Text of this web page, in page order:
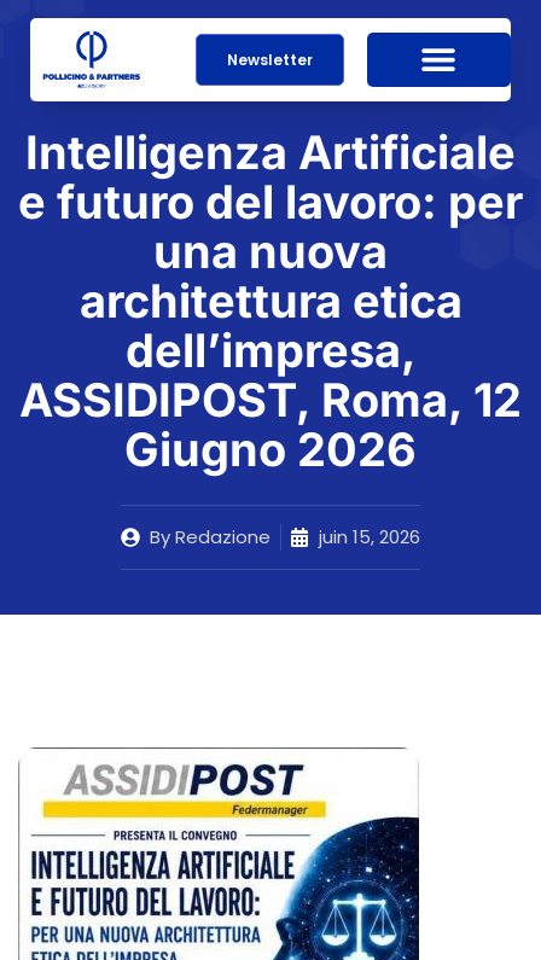
Newsletter
Intelligenza Artificiale
e futuro del lavoro: per
una nuova
architettura etica
dell’impresa,
ASSIDIPOST, Roma, 12
Giugno 2026
ByRedazione juin 15, 2026